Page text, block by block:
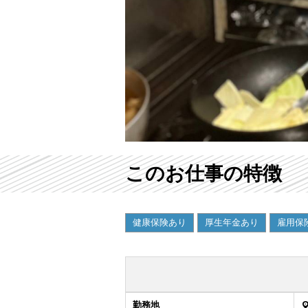
このお仕事の特徴
健康保険あり 厚生年金あり 雇用保
勤務地